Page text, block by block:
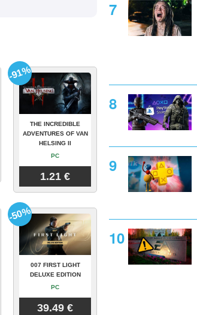
THE INCREDIBLE
ADVENTURES OF VAN
HELSING II
PC
1.21 €
-91%
007 FIRST LIGHT
DELUXE EDITION
PC
39.49 €
-50%